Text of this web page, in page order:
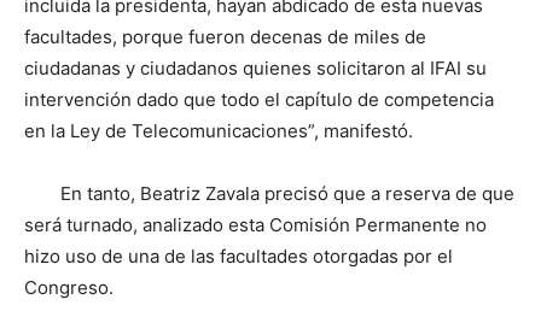
incluida la presidenta, hayan abdicado de esta nuevas
facultades, porque fueron decenas de miles de
ciudadanas y ciudadanos quienes solicitaron al IFAI su
intervención dado que todo el capítulo de competencia
en la Ley de Telecomunicaciones”, manifestó.
En tanto, Beatriz Zavala precisó que a reserva de que
será turnado, analizado esta Comisión Permanente no
hizo uso de una de las facultades otorgadas por el
Congreso.